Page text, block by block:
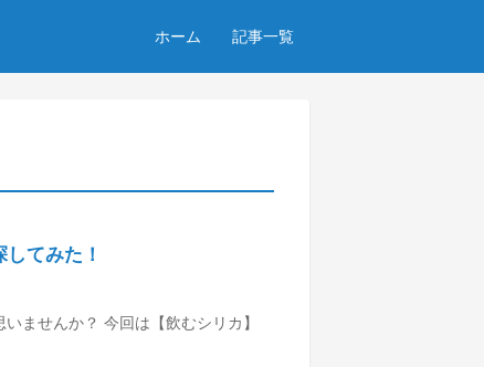
ホーム 記事一覧
てみた！
ませんか？ 今回は【飲むシリカ】